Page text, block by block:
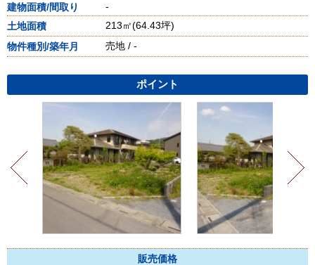
-
213㎡(64.43坪)
売地
-
ポイント
販売価格